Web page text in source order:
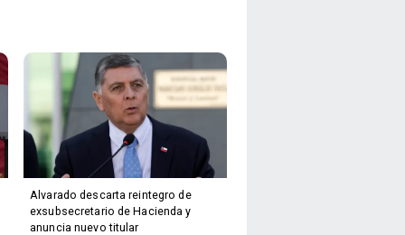
Alvarado descarta reintegro de
exsubsecretario de Hacienda y
anuncia nuevo titular